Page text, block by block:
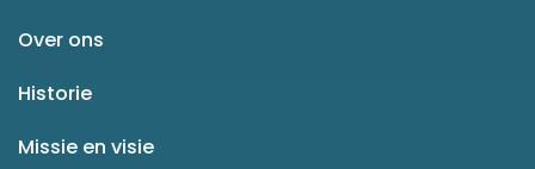
Over ons
Historie
Missie en visie